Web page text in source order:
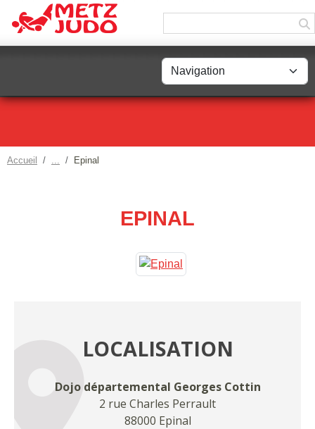
Accueil Epinal
EPINAL
LOCALISATION
Dojo départemental Georges Cottin
2 rue Charles Perrault
88000 Epinal
Panneau de gestion des cookies